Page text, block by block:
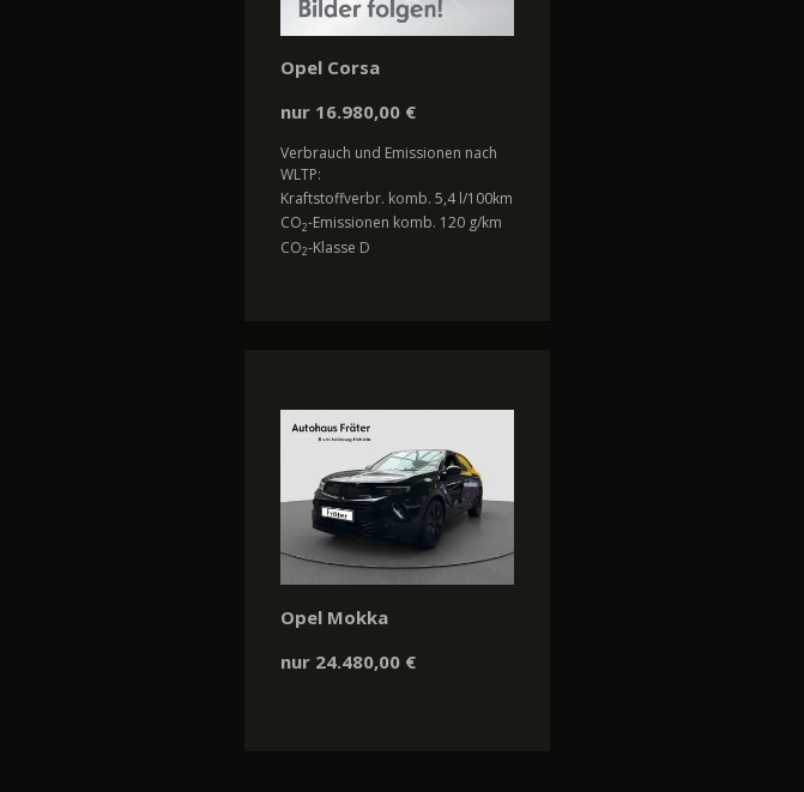
Opel Corsa
nur 16.980,00 €
Verbrauch und Emissionen nach
WLTP:
Kraftstoffverbr. komb. 5,4 l/100km
CO2-Emissionen komb. 120 g/km
CO2-Klasse D
Opel Mokka
nur 24.480,00 €